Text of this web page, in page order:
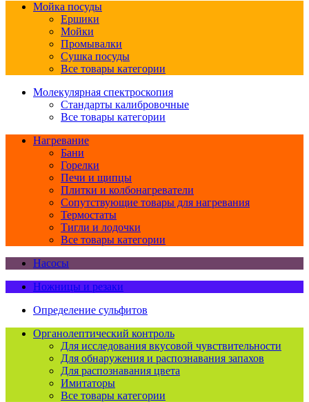
Мойка посуды
Ершики
Мойки
Промывалки
Сушка посуды
Все товары категории
Молекулярная спектроскопия
Стандарты калибровочные
Все товары категории
Нагревание
Бани
Горелки
Печи и щипцы
Плитки и колбонагреватели
Сопутствующие товары для нагревания
Термостаты
Тигли и лодочки
Все товары категории
Насосы
Ножницы и резаки
Определение сульфитов
Органолептический контроль
Для исследования вкусовой чувствительности
Для обнаружения и распознавания запахов
Для распознавания цвета
Имитаторы
Все товары категории